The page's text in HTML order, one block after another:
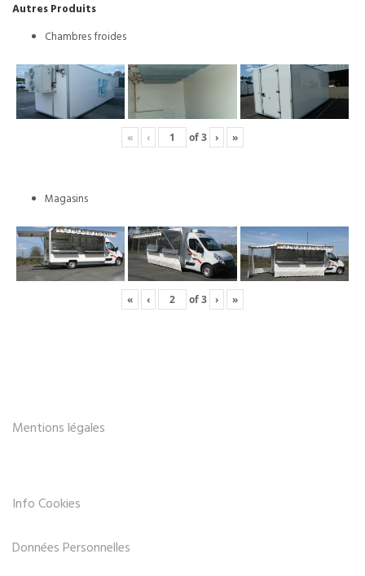
Autres Produits
Chambres froides
« ‹ of3 › »
Magasins
« ‹ of3 › »
Mentions légales
Info Cookies
Données Personnelles